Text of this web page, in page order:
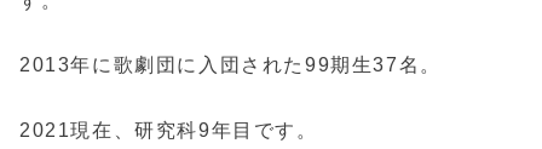
2013年に歌劇団に入団された99期生37名。
2021現在、研究科9年目です。